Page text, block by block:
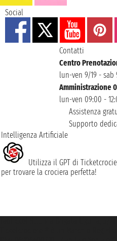
Social
Contatti
Centro
lun-ven 9/19 - sab
Amministrazione
lun-ven 09:00 -
Assistenza
Supporto
Intelligenza Artificiale
Utilizza il GPT di
per trovare la crociera perfetta!